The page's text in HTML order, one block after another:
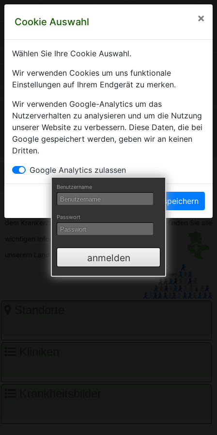
Krankenhausverzeichnis
Sachsen-Anhalt
Ein Service der Krankenhausgesellschaft Sachsen-Anhalt
e.V.
Herzlich Willkommen auf den Seiten der
Krankenhäuser Sachsen-Anhalts
Die Krankenhausgesellschaft Sachsen-Anhalt begrüßt Sie auf
dem Krankenhausverzeichnis Sachsen-Anhalt. Hier finden Sie alle
Benutzername
Passwort
anmelden
Cookie Auswahl ×
Wählen Sie Ihre Cookie Auswahl.
Wir verwenden Cookies um uns funktionale
Einstellungen auf Ihrem Endgerät zu merken.
Wir verwenden Google-Analytics um das
Nutzerverhalten zu analysieren und um die Nutzung
unserer Website zu verbessern. Diese Daten, die bei
Google gespeichert werden, geben wir an keinen
Dritten.
Google Analytics zulassen
Einstellungen speichern